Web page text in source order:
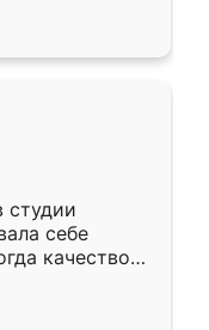
студии
себе
качеством
уже почти